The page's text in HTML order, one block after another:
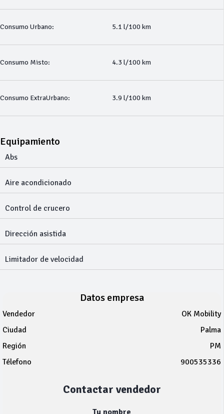
Consumo Urbano: 5.1 l/100 km
Consumo Misto: 4.3 l/100 km
Consumo ExtraUrbano: 3.9 l/100 km
Equipamiento
Abs
Aire acondicionado
Control de crucero
Dirección asistida
Limitador de velocidad
Datos empresa
Vendedor
OK Mobility
Ciudad
Palma
Región
PM
Télefono
900535336
Contactar vendedor
Tu nombre